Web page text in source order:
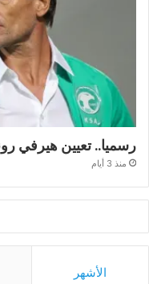
رسميا.. تعيين هيرفي
منذ 3 أيام
الأشهر